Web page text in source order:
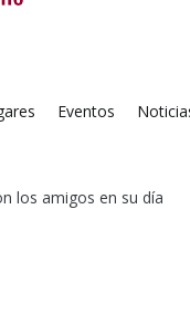
Eventos
los amigos en su día